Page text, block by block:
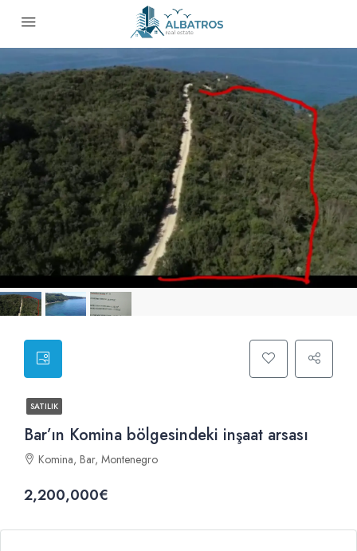
SATILIK
Bar’ın Komina bölgesindeki inşaat arsası
Komina, Bar, Montenegro
2,200,000€